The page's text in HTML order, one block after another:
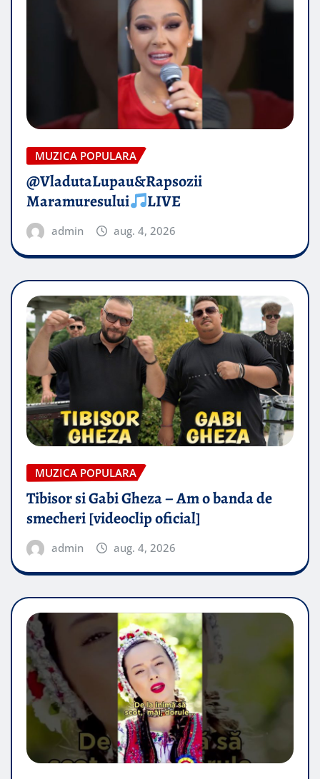
MUZICA POPULARA
@VladutaLupau&Rapsozii
Maramuresului
LIVE
admin aug. 4, 2026
MUZICA POPULARA
Tibisor si Gabi Gheza – Am o banda de
smecheri [videoclip oficial]
admin aug. 4, 2026